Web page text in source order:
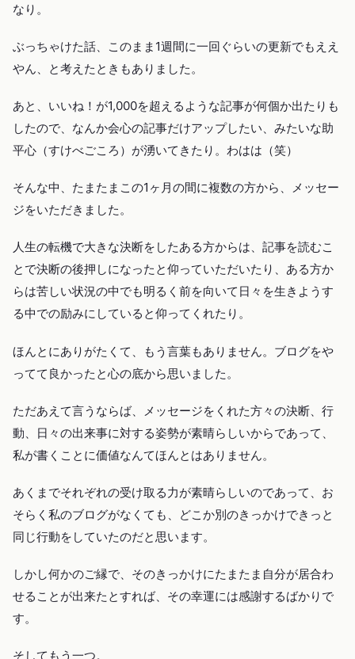
なり。
ぶっちゃけた話、このまま1週間に一回ぐらいの更新でもええ
やん、と考えたときもありました。
あと、いいね！が1,000を超えるような記事が何個か出たりも
したので、なんか会心の記事だけアップしたい、みたいな助
平心（すけべごころ）が湧いてきたり。わはは（笑）
そんな中、たまたまこの1ヶ月の間に複数の方から、メッセー
ジをいただきました。
人生の転機で大きな決断をしたある方からは、記事を読むこ
とで決断の後押しになったと仰っていただいたり、ある方か
らは苦しい状況の中でも明るく前を向いて日々を生きようす
る中での励みにしていると仰ってくれたり。
ほんとにありがたくて、もう言葉もありません。ブログをや
ってて良かったと心の底から思いました。
ただあえて言うならば、メッセージをくれた方々の決断、行
動、日々の出来事に対する姿勢が素晴らしいからであって、
私が書くことに価値なんてほんとはありません。
あくまでそれぞれの受け取る力が素晴らしいのであって、お
そらく私のブログがなくても、どこか別のきっかけできっと
同じ行動をしていたのだと思います。
しかし何かのご縁で、そのきっかけにたまたま自分が居合わ
せることが出来たとすれば、その幸運には感謝するばかりで
す。
そしてもう一つ。